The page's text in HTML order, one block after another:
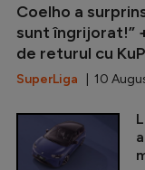
Coelho a
sunt îngrijorat!”
de returul cu
SuperLiga | 10